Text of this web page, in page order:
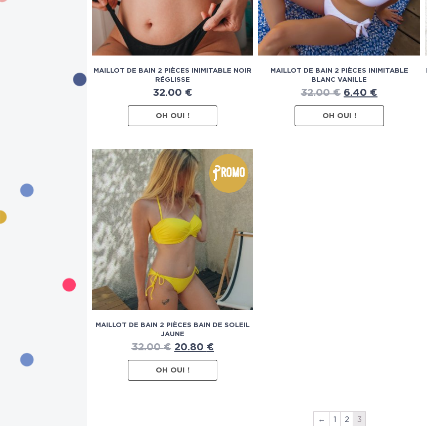
MAILLOT DE BAIN 2 PIÈCES INIMITABLE NOIR
RÉGLISSE
32.00 €
OH OUI !
MAILLOT DE BAIN 2 PIÈCES INIMITABLE
BLANC VANILLE
32.00€ 6.40 €
OH OUI !
Promo
MAILLOT DE BAIN 2 PIÈCES BAIN DE SOLEIL
JAUNE
32.00€ 20.80 €
OH OUI !
← 1 2 3